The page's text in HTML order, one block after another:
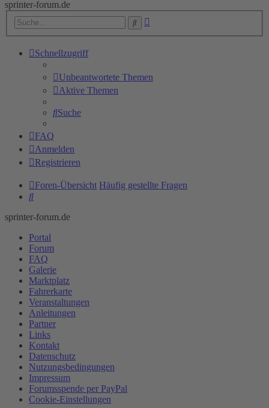
sprinter-forum.de
Suche
Schnellzugriff
Unbeantwortete Themen
Aktive Themen
Suche
FAQ
Anmelden
Registrieren
Foren-Übersicht Häufig gestellte Fragen
Suche
sprinter-forum.de
Portal
Forum
FAQ
Galerie
Marktplatz
Fahrerkarte
Veranstaltungen
Anleitungen
Partner
Links
Kontakt
Datenschutz
Nutzungsbedingungen
Impressum
Forumsspende per PayPal
Cookie-Einstellungen